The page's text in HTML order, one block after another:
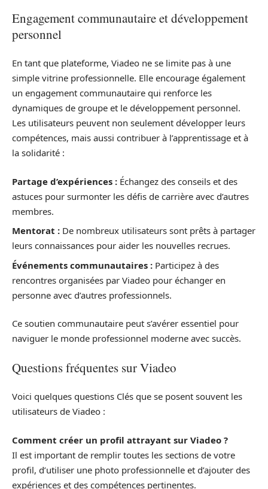
Engagement communautaire et développement
personnel
En tant que plateforme, Viadeo ne se limite pas à une
simple vitrine professionnelle. Elle encourage également
un engagement communautaire qui renforce les
dynamiques de groupe et le développement personnel.
Les utilisateurs peuvent non seulement développer leurs
compétences, mais aussi contribuer à l’apprentissage et à
la solidarité :
Partage d’expériences : Échangez des conseils et des
astuces pour surmonter les défis de carrière avec d’autres
membres.
Mentorat : De nombreux utilisateurs sont prêts à partager
leurs connaissances pour aider les nouvelles recrues.
Événements communautaires : Participez à des
rencontres organisées par Viadeo pour échanger en
personne avec d’autres professionnels.
Ce soutien communautaire peut s’avérer essentiel pour
naviguer le monde professionnel moderne avec succès.
Questions fréquentes sur Viadeo
Voici quelques questions Clés que se posent souvent les
utilisateurs de Viadeo :
Comment créer un profil attrayant sur Viadeo ?
Il est important de remplir toutes les sections de votre
profil, d’utiliser une photo professionnelle et d’ajouter des
expériences et des compétences pertinentes.